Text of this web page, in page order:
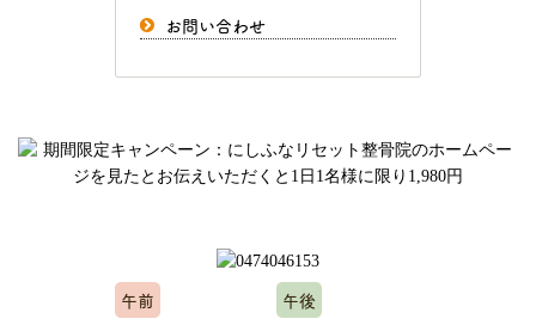
お問い合わせ
午前 午後